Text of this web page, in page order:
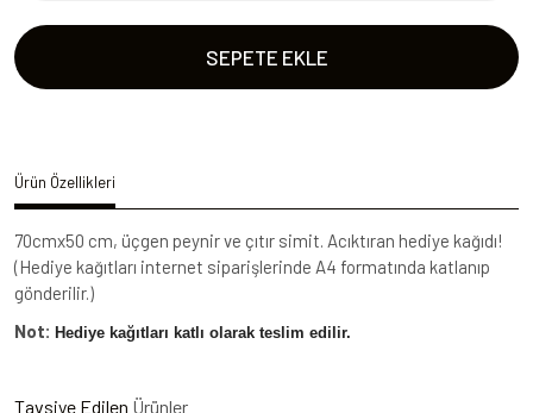
SEPETE EKLE
Ürün Özellikleri
70cmx50 cm, üçgen peynir ve çıtır simit. Acıktıran hediye kağıdı!
(Hediye kağıtları internet siparişlerinde A4 formatında katlanıp
gönderilir.)
Not: Hediye kağıtları katlı olarak teslim edilir.
Tavsiye Edilen Ürünler